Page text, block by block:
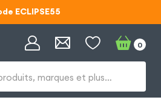
ECLIPSE55
d'éclipse OFFERTES
marques et plus…
0